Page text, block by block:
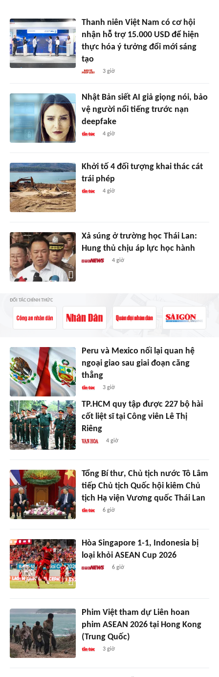
Thanh niên Việt Nam có cơ hội
nhận hỗ trợ 15.000 USD để hiện
thực hóa ý tưởng đổi mới sáng
tạo
3 giờ
Nhật Bản siết AI giả giọng nói, bảo
vệ người nổi tiếng trước nạn
deepfake
4 giờ
Khởi tố 4 đối tượng khai thác cát
trái phép
4 giờ
Xả súng ở trường học Thái Lan:
Hung thủ chịu áp lực học hành
4 giờ
ĐỐI TÁC CHÍNH THỨC
Peru và Mexico nối lại quan hệ
ngoại giao sau giai đoạn căng
thẳng
3 giờ
TP.HCM quy tập được 227 bộ hài
cốt liệt sĩ tại Công viên Lê Thị
Riêng
4 giờ
Tổng Bí thư, Chủ tịch nước Tô Lâm
tiếp Chủ tịch Quốc hội kiêm Chủ
tịch Hạ viện Vương quốc Thái Lan
6 giờ
Hòa Singapore 1-1, Indonesia bị
loại khỏi ASEAN Cup 2026
6 giờ
Phim Việt tham dự Liên hoan
phim ASEAN 2026 tại Hong Kong
(Trung Quốc)
3 giờ